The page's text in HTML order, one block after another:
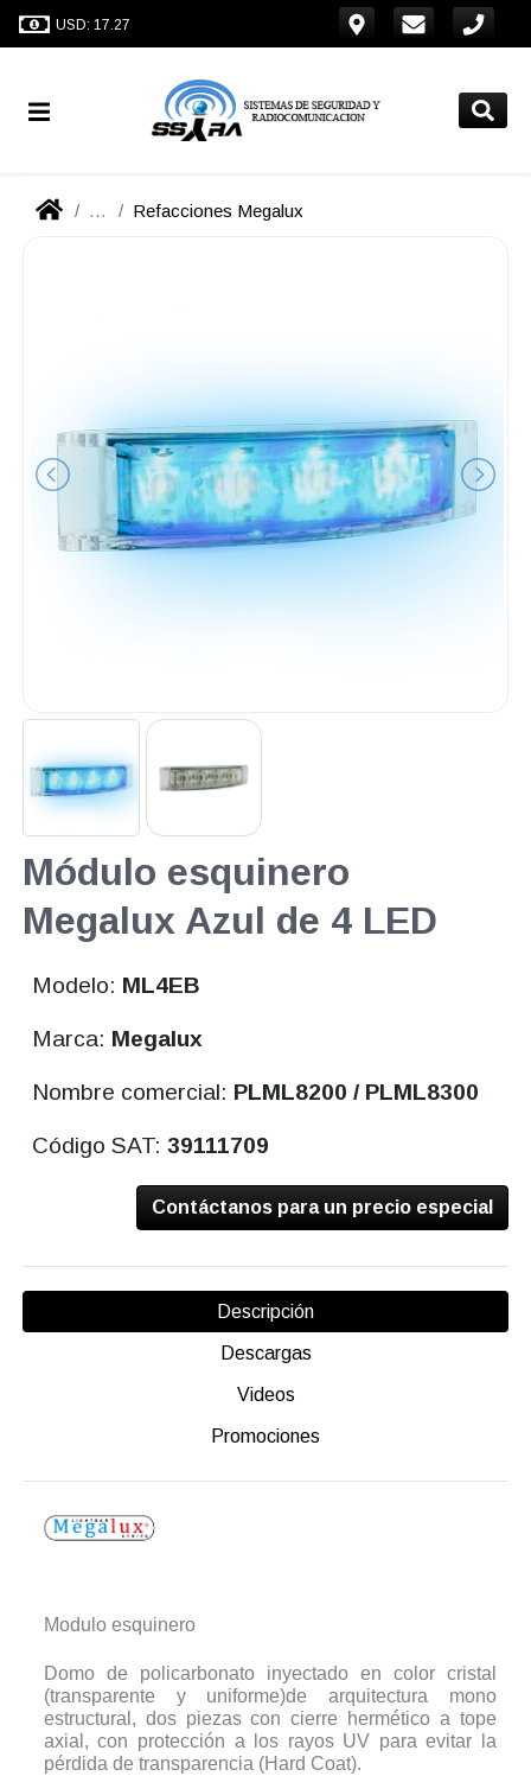
USD: 17.27
... Refacciones Megalux
Módulo esquinero
Megalux Azul de 4 LED
Modelo: ML4EB
Marca: Megalux
Nombre comercial: PLML8200 / PLML8300
Código SAT:39111709
Contáctanos para un precio especial
Descripción
Descargas
Videos
Promociones
Modulo esquinero
Domo de policarbonato inyectado en color cristal
(transparente y uniforme)de arquitectura mono
estructural, dos piezas con cierre hermético a tope
axial, con protección a los rayos UV para evitar la
pérdida de transparencia (Hard Coat).